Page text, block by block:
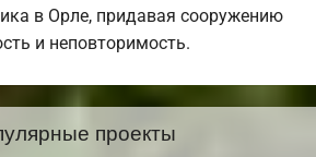
в Орле, придавая сооружению
и неповторимость.
проекты